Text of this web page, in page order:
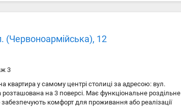
(Червоноармійська), 12
3
квартира у самому центрі столиці за адресою: вул.
на 3 поверсі. Має функціональне роздільне
комфорт для проживання або реалізації